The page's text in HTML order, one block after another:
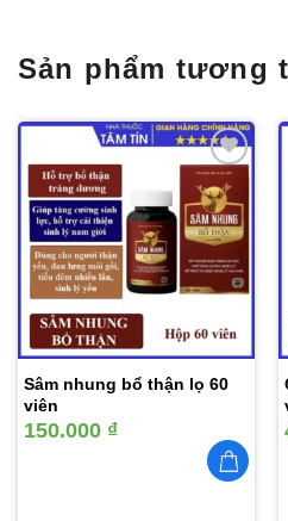
Sản phẩm tương
Thêm
vào
yêu
thích
Sâm nhung bổ thận lọ 60
viên
150.000 ₫